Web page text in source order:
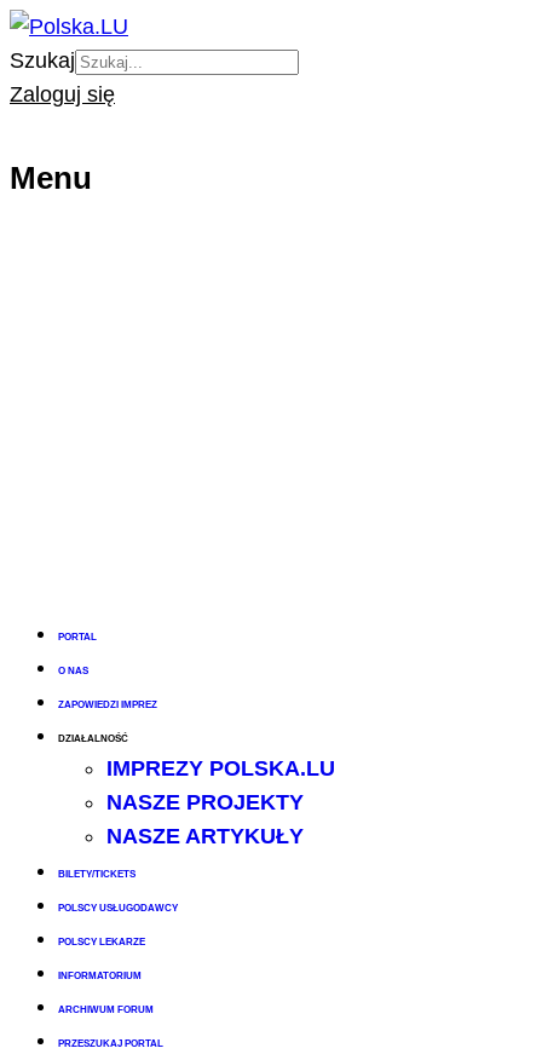
Szukaj
Zaloguj się
Menu
PORTAL
O NAS
ZAPOWIEDZI IMPREZ
DZIAŁALNOŚĆ
IMPREZY POLSKA.LU
NASZE PROJEKTY
NASZE ARTYKUŁY
BILETY/TICKETS
POLSCY USŁUGODAWCY
POLSCY LEKARZE
INFORMATORIUM
ARCHIWUM FORUM
PRZESZUKAJ PORTAL